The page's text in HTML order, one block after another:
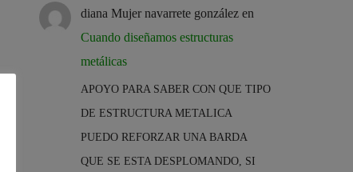
diana Mujer navarrete gonzález en
Cuando diseñamos estructuras
metálicas
APOYO PARA SABER CON QUE TIPO
DE ESTRUCTURA METALICA
PUEDO REFORZAR UNA BARDA
QUE SE ESTA DESPLOMANDO, SI